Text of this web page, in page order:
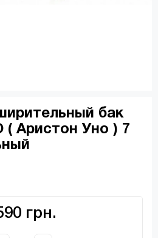
бак
( Аристон Уно ) 7
грн.